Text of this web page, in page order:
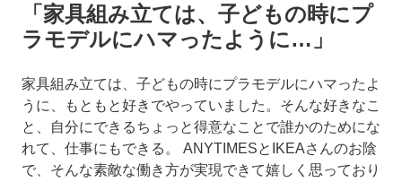
「家具組み立ては、子どもの時にプ
ラモデルにハマったように…」
家具組み立ては、子どもの時にプラモデルにハマったよ
うに、もともと好きでやっていました。そんな好きなこ
と、自分にできるちょっと得意なことで誰かのためにな
れて、仕事にもできる。 ANYTIMESとIKEAさんのお陰
で、そんな素敵な働き方が実現できて嬉しく思っており